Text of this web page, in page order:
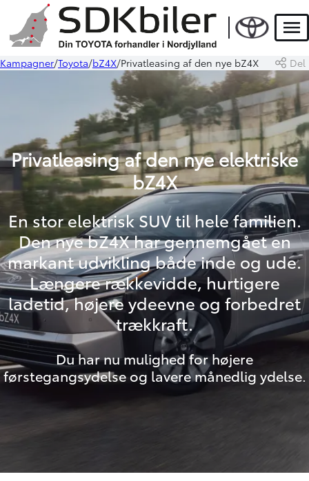
Kampagner Toyota bZ4X Privatleasing af den nye bZ4X Del
Privatleasing af den nye elektriske
bZ4X
En stor elektrisk SUV til hele familien.
Den nye bZ4X har gennemgået en
markant udvikling både inde og ude.
Længere rækkevidde, hurtigere
ladetid, højere ydeevne og forbedret
trækkraft.
Du har nu mulighed for højere
førstegangsydelse og lavere månedlig ydelse.